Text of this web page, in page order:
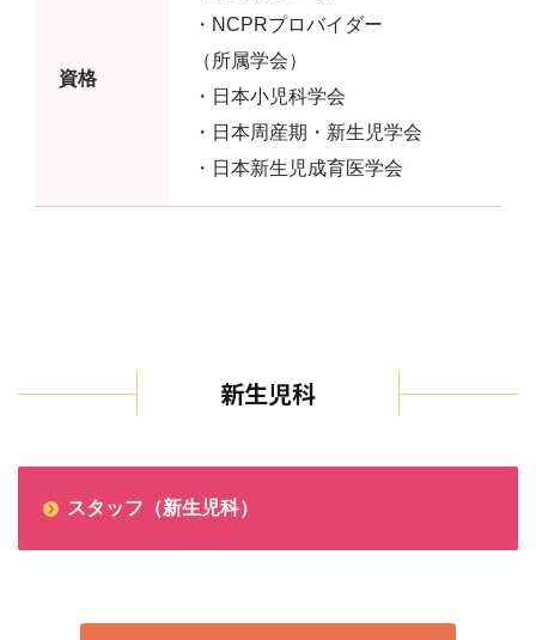
資格
・NCPRプロバイダー
（所属学会）
・日本小児科学会
・日本周産期・新生児学会
・日本新生児成育医学会
新生児科
スタッフ（新生児科）